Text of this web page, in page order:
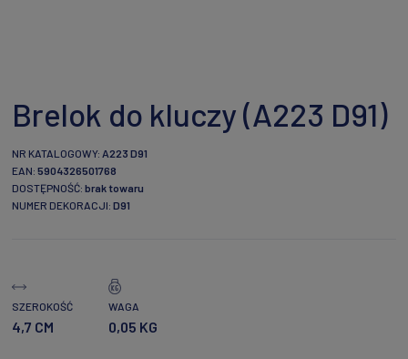
Brelok do kluczy (A223 D91)
NR KATALOGOWY: A223 D91
EAN: 5904326501768
DOSTĘPNOŚĆ: brak towaru
NUMER DEKORACJI: D91
SZEROKOŚĆ
4,7 CM
WAGA
0,05 KG